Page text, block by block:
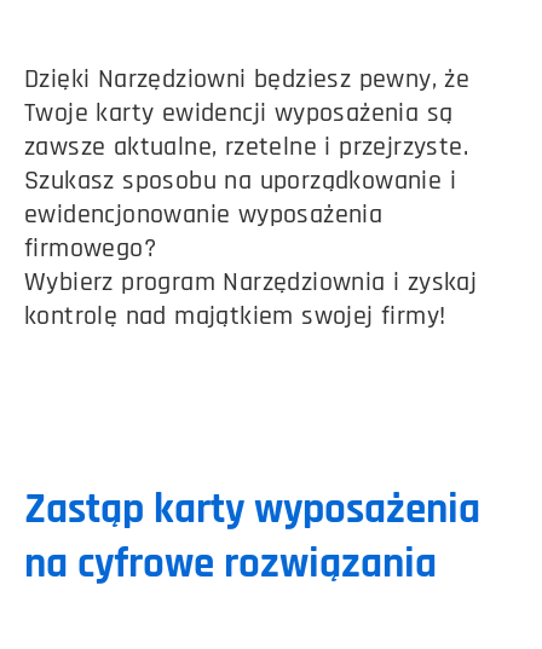
Dzięki Narzędziowni będziesz pewny, że
Twoje karty ewidencji wyposażenia są
zawsze aktualne, rzetelne i przejrzyste.
Szukasz sposobu na uporządkowanie i
ewidencjonowanie wyposażenia
firmowego?
Wybierz program Narzędziownia i zyskaj
kontrolę nad majątkiem swojej firmy!
Zastąp karty wyposażenia
na cyfrowe rozwiązania